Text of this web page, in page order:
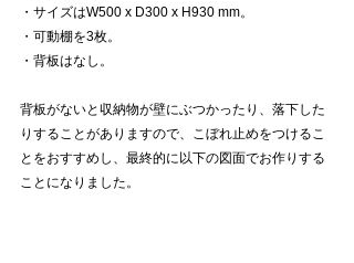
・サイズはW500 x D300 x H930 mm。
・可動棚を3枚。
・背板はなし。
背板がないと収納物が壁にぶつかったり、落下した
りすることがありますので、こぼれ止めをつけるこ
とをおすすめし、最終的に以下の図面でお作りする
ことになりました。